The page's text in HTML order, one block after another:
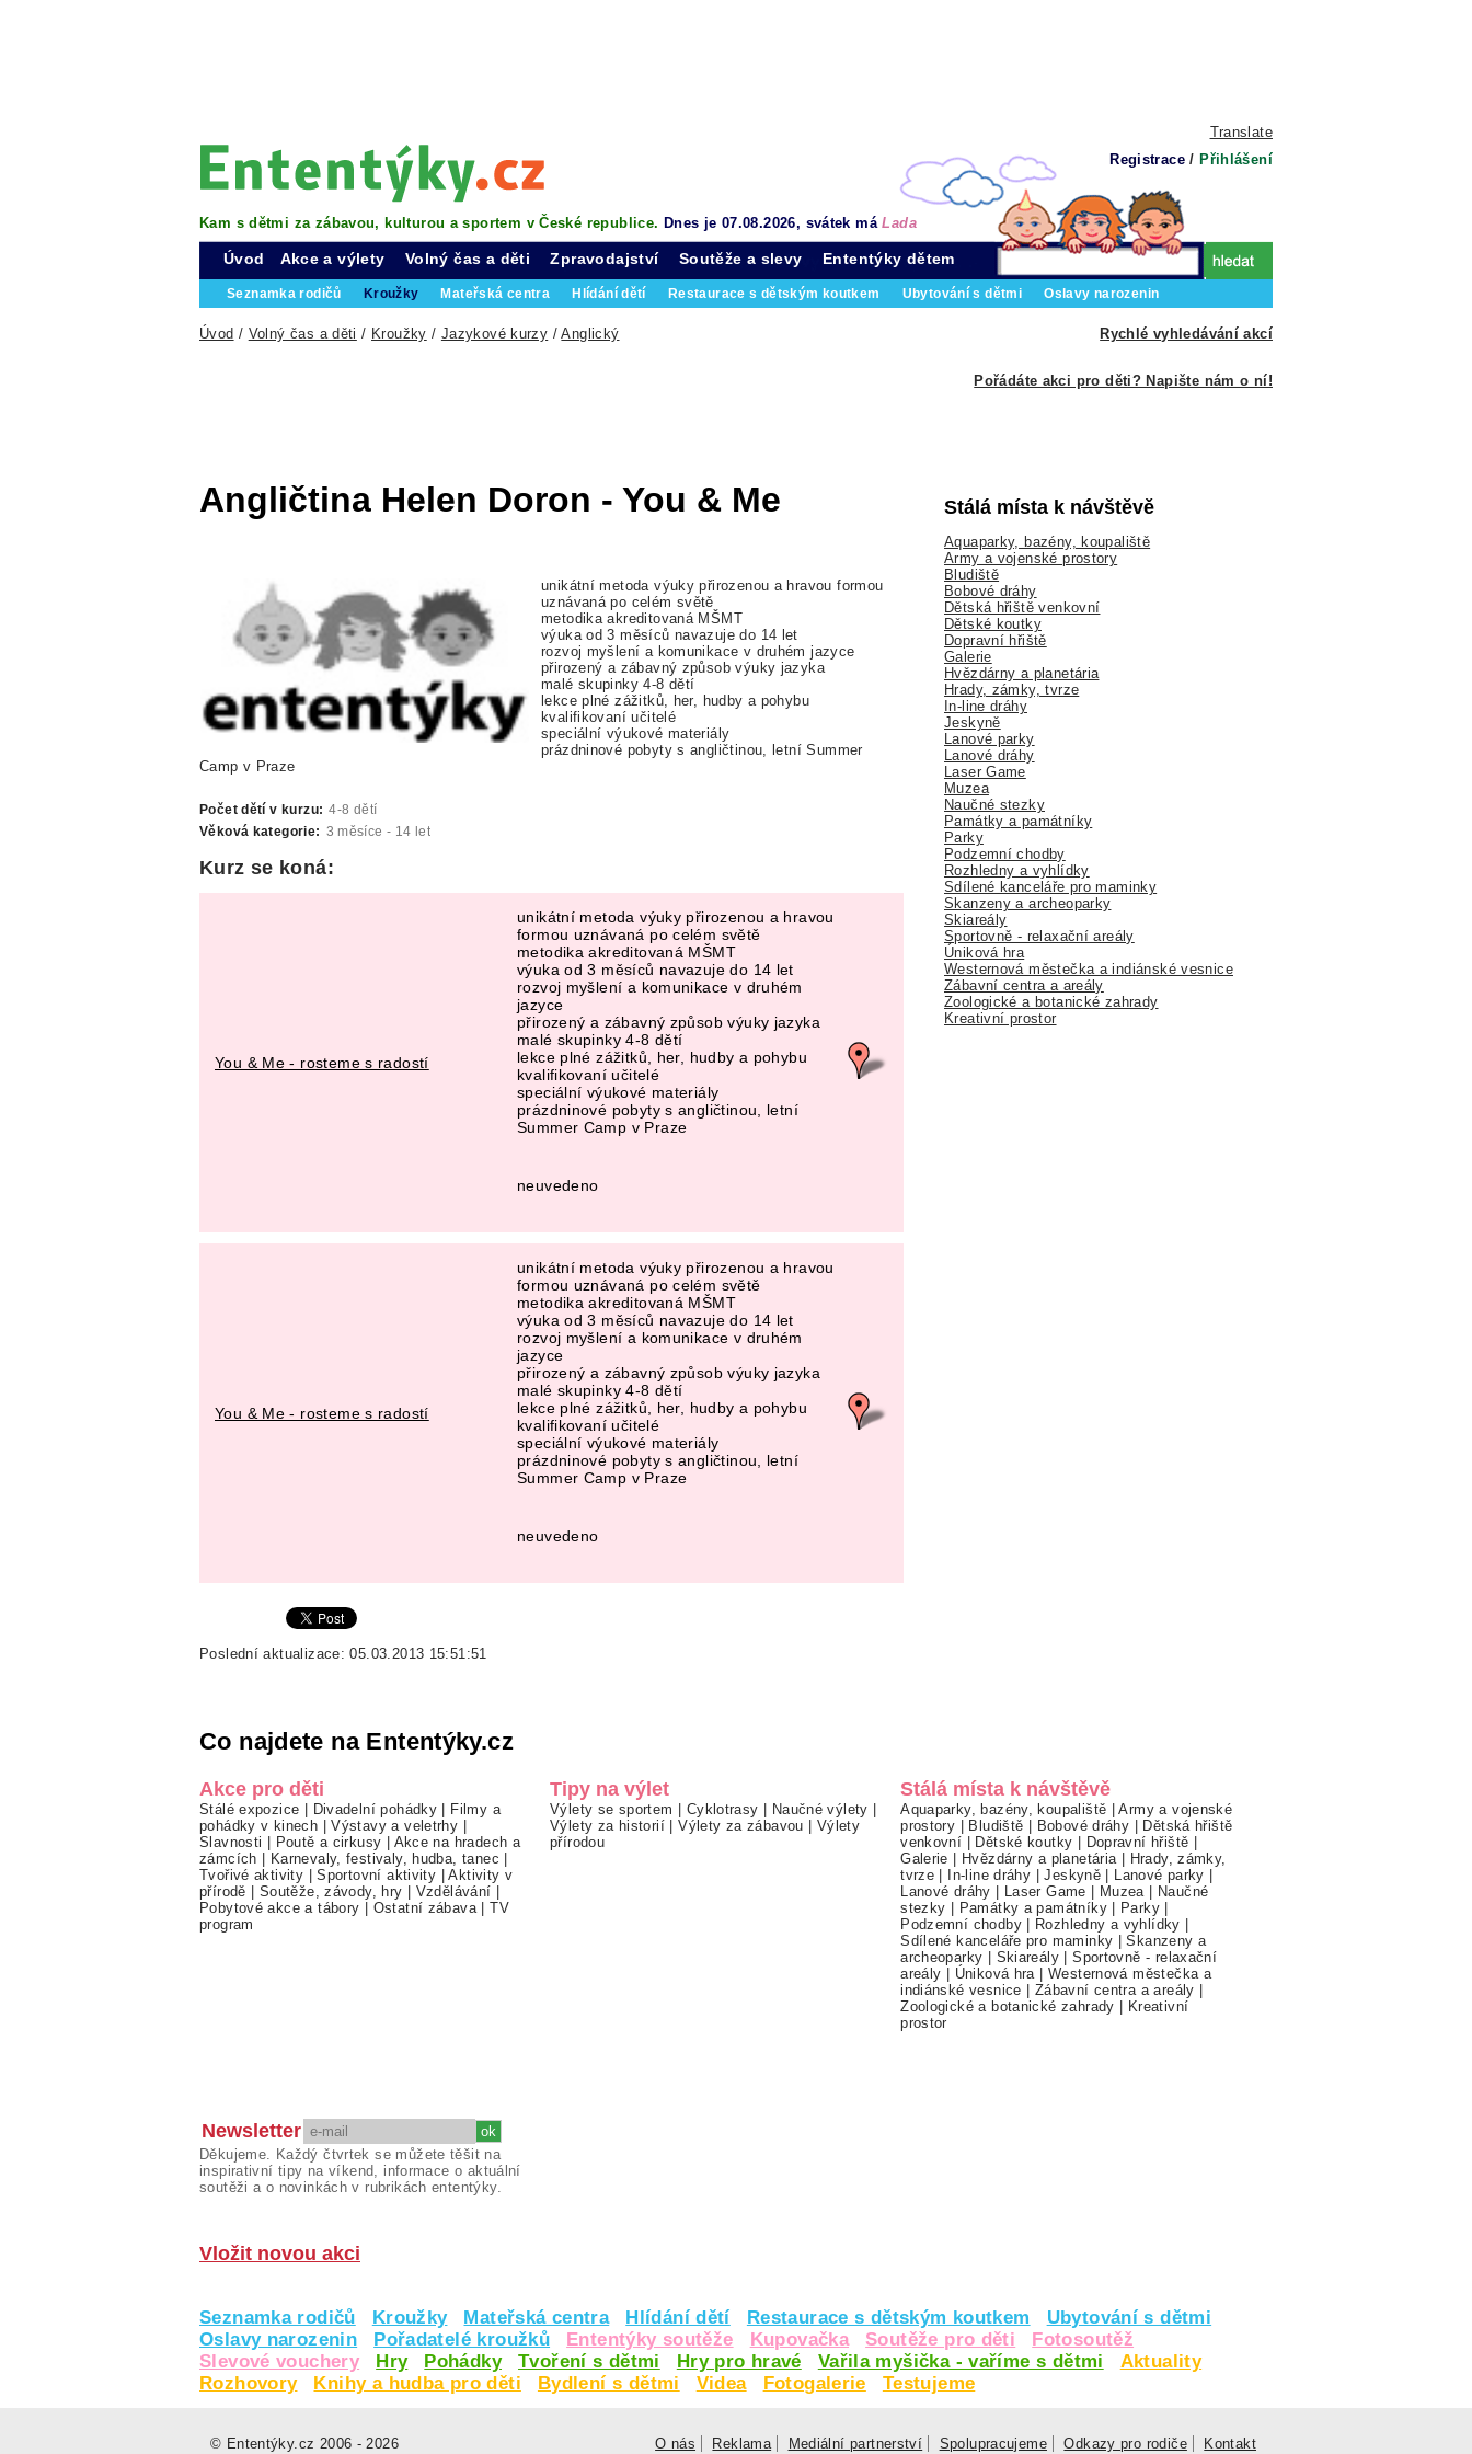
Translate
Registrace / Přihlášení
Kam s dětmi za zábavou, kulturou a sportem v České republice. Dnes je 07.08.2026, svátek máLada
Úvod Akce a výlety Volný čas a děti
Seznamka rodičů Kroužky Mateřská centra Hlídání dětí Restaurace s dětským koutkem Ubytování s dětmi Oslavy narozenin
Zpravodajství Soutěže a slevy Ententýky dětem
Rychlé vyhledávání akcí
Úvod / Volný čas a děti / Kroužky / Jazykové kurzy /Anglický
Pořádáte akci pro děti? Napište nám o ní!
Angličtina Helen Doron - You & Me
unikátní metoda výuky přirozenou a hravou formou
uznávaná po celém světě
metodika akreditovaná MŠMT
výuka od 3 měsíců navazuje do 14 let
rozvoj myšlení a komunikace v druhém jazyce
přirozený a zábavný způsob výuky jazyka
malé skupinky 4-8 dětí
lekce plné zážitků, her, hudby a pohybu
kvalifikovaní učitelé
speciální výukové materiály
prázdninové pobyty s angličtinou, letní Summer
Camp v Praze
Počet dětí v kurzu: 4-8 dětí
Věková kategorie: 3 měsíce - 14 let
Kurz se koná:
You & Me - rosteme s radostí
unikátní metoda výuky přirozenou a hravou
formou uznávaná po celém světě
metodika akreditovaná MŠMT
výuka od 3 měsíců navazuje do 14 let
rozvoj myšlení a komunikace v druhém
jazyce
přirozený a zábavný způsob výuky jazyka
malé skupinky 4-8 dětí
lekce plné zážitků, her, hudby a pohybu
kvalifikovaní učitelé
speciální výukové materiály
prázdninové pobyty s angličtinou, letní
Summer Camp v Praze
neuvedeno
You & Me - rosteme s radostí
unikátní metoda výuky přirozenou a hravou
formou uznávaná po celém světě
metodika akreditovaná MŠMT
výuka od 3 měsíců navazuje do 14 let
rozvoj myšlení a komunikace v druhém
jazyce
přirozený a zábavný způsob výuky jazyka
malé skupinky 4-8 dětí
lekce plné zážitků, her, hudby a pohybu
kvalifikovaní učitelé
speciální výukové materiály
prázdninové pobyty s angličtinou, letní
Summer Camp v Praze
neuvedeno
Poslední aktualizace: 05.03.2013 15:51:51
Stálá místa k návštěvě
Aquaparky, bazény, koupaliště
Army a vojenské prostory
Bludiště
Bobové dráhy
Dětská hřiště venkovní
Dětské koutky
Dopravní hřiště
Galerie
Hvězdárny a planetária
Hrady, zámky, tvrze
In-line dráhy
Jeskyně
Lanové parky
Lanové dráhy
Laser Game
Muzea
Naučné stezky
Památky a památníky
Parky
Podzemní chodby
Rozhledny a vyhlídky
Sdílené kanceláře pro maminky
Skanzeny a archeoparky
Skiareály
Sportovně - relaxační areály
Úniková hra
Westernová městečka a indiánské vesnice
Zábavní centra a areály
Zoologické a botanické zahrady
Kreativní prostor
Co najdete na Ententýky.cz
Akce pro děti
Stálé expozice | Divadelní pohádky | Filmy a
pohádky v kinech |Výstavy a veletrhy |
Slavnosti | Poutě a cirkusy | Akce na hradech a
zámcích | Karnevaly, festivaly, hudba, tanec |
Tvořivé aktivity |Sportovní aktivity |Aktivity v
přírodě | Soutěže, závody, hry | Vzdělávání |
Pobytové akce a tábory | Ostatní zábava |TV
program
Tipy na výlet
Výlety se sportem | Cyklotrasy | Naučné výlety |
Výlety za historií |Výlety za zábavou | Výlety
přírodou
Stálá místa k návštěvě
Aquaparky, bazény, koupaliště |Army a vojenské
prostory | Bludiště | Bobové dráhy | Dětská hřiště
venkovní | Dětské koutky | Dopravní hřiště |
Galerie | Hvězdárny a planetária | Hrady, zámky,
tvrze | In-line dráhy |Jeskyně | Lanové parky |
Lanové dráhy | Laser Game | Muzea | Naučné
stezky | Památky a památníky| Parky |
Podzemní chodby| Rozhledny a vyhlídky |
Sdílené kanceláře pro maminky |Skanzeny a
archeoparky | Skiareály |Sportovně - relaxační
areály | Úniková hra |Westernová městečka a
indiánské vesnice | Zábavní centra a areály |
Zoologické a botanické zahrady | Kreativní
prostor
Newsletter
Děkujeme. Každý čtvrtek se můžete těšit na
inspirativní tipy na víkend, informace o aktuální
soutěži a o novinkách v rubrikách ententýky.
Vložit novou akci
Seznamka rodičů Kroužky Mateřská centra Hlídání dětí Restaurace s dětským koutkem
Ubytování s dětmi
Oslavy narozenin
Pořadatelé kroužků Ententýky soutěže Kupovačka Soutěže pro děti
Fotosoutěž
Slevové vouchery
Hry Pohádky Tvoření s dětmi Hry pro hravé Vařila myšička - vaříme s dětmi
Aktuality
Rozhovory
Knihy a hudba pro děti Bydlení s dětmi Videa Fotogalerie Testujeme
O nás Reklama Mediální partnerství Spolupracujeme Odkazy pro rodiče Kontakt
© Ententýky.cz 2006 - 2026